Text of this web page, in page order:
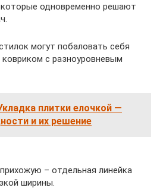
одновременно решают
могут побаловать себя
с разноуровневым
плитки елочкой —
и их решение
– отдельная линейка
ширины.